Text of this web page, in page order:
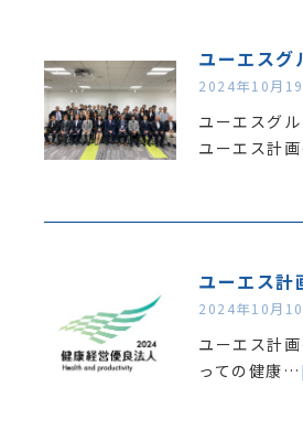
ユーエスグ
2024年10月19
ユーエスグ
ユーエス計
ユーエス計
2024年10月10
ユーエス計
っての健康…